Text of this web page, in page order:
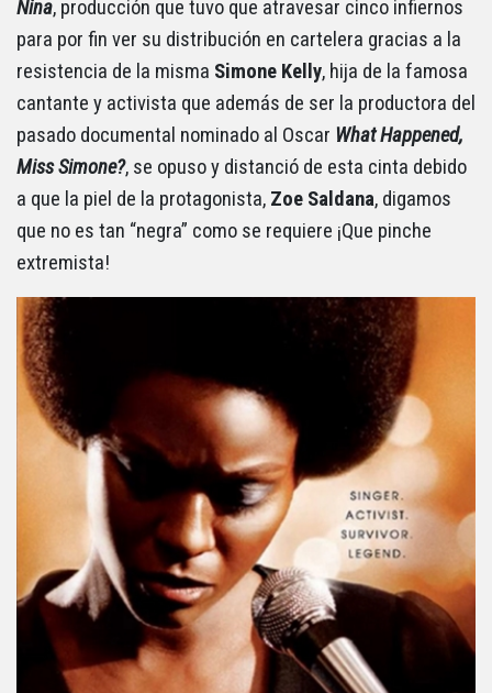
Nina, producción que tuvo que atravesar cinco infiernos
para por fin ver su distribución en cartelera gracias a la
resistencia de la misma Simone Kelly, hija de la famosa
cantante y activista que además de ser la productora del
pasado documental nominado al Oscar What Happened,
Miss Simone?, se opuso y distanció de esta cinta debido
a que la piel de la protagonista, Zoe Saldana, digamos
que no es tan “negra” como se requiere ¡Que pinche
extremista!